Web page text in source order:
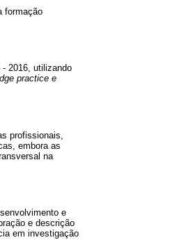
formação
2016, utilizando
practice e
profissionais,
embora as
na
e
e descrição
em investigação